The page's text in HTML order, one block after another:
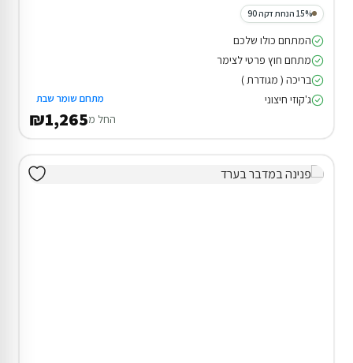
15% הנחת דקה 90
המתחם כולו שלכם
מתחם חוץ פרטי לצימר
בריכה ( מגודרת )
ג'קוזי חיצוני
מתחם שומר שבת
החל מ₪1,265